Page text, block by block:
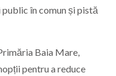
în comun și pistă
Baia Mare,
pentru a reduce